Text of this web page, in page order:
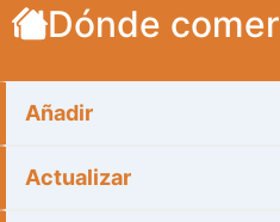
Dónde comer
Añadir
Actualizar